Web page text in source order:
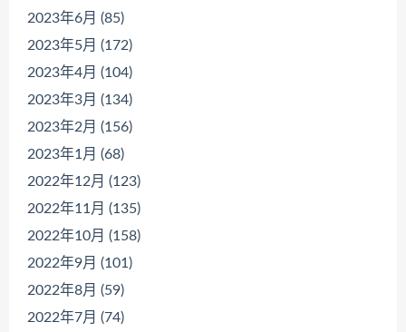
2023年6月 (85)
2023年5月 (172)
2023年4月 (104)
2023年3月 (134)
2023年2月 (156)
2023年1月 (68)
2022年12月 (123)
2022年11月 (135)
2022年10月 (158)
2022年9月 (101)
2022年8月 (59)
2022年7月 (74)